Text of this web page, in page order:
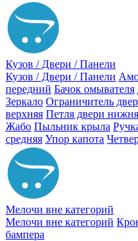
Кузов / Двери / Панели
Кузов / Двери / Панели
передний Бачок омывателя
Зеркало Ограничитель
верхняя Петля двери
Жабо Пыльник крыла
средняя Упор капота
Мелочи вне категорий
Мелочи вне категорий
бампера